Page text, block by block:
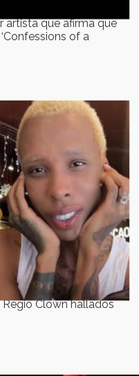
artista que afirma que
of a
Clown hallados